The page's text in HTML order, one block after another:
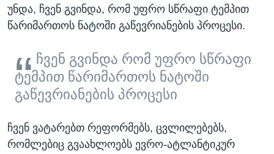
უნდა, ჩვენ გვინდა, რომ უფრო სწრაფი ტემპით
წარიმართოს ნატოში გაწევრიანების პროცესი.
ჩვენ გვინდა რომ უფრო სწრაფი
ტემპით წარიმართოს ნატოში
გაწევრიანების პროცესი
ჩვენ ვატარებთ რეფორმებს, ცვლილებებს,
რომლებიც გვაახლოებს ევრო-ატლანტიკურ